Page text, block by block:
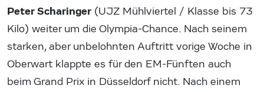
Peter Scharinger (UJZ Mühlviertel / Klasse bis 73
Kilo) weiter um die Olympia-Chance. Nach seinem
starken, aber unbelohnten Auftritt vorige Woche in
Oberwart klappte es für den EM-Fünften auch
beim Grand Prix in Düsseldorf nicht. Nach einem